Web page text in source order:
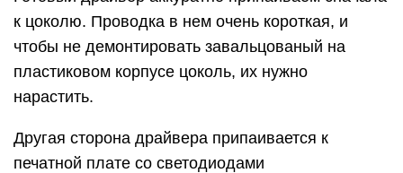
к цоколю. Проводка в нем очень короткая, и
чтобы не демонтировать завальцованый на
пластиковом корпусе цоколь, их нужно
нарастить.
Другая сторона драйвера припаивается к
печатной плате со светодиодами